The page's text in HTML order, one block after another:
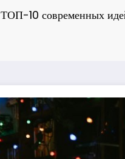
ТОП-10 современных